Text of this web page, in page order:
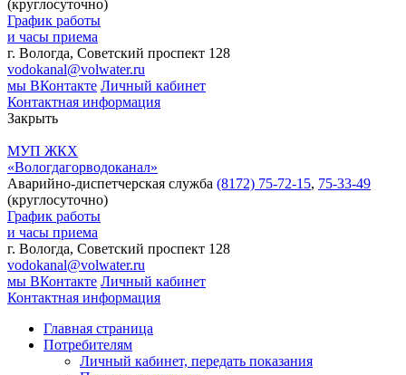
(круглосуточно)
График работы
и часы приема
г. Вологда, Советский проспект 128
vodokanal@volwater.ru
мы ВКонтакте Личный кабинет
Контактная информация
Закрыть
МУП ЖКХ
«Вологдагорводоканал»
Аварийно-диспетчерская служба (8172) 75-72-15, 75-33-49
(круглосуточно)
График работы
и часы приема
г. Вологда, Советский проспект 128
vodokanal@volwater.ru
мы ВКонтакте Личный кабинет
Контактная информация
Главная страница
Потребителям
Личный кабинет, передать показания